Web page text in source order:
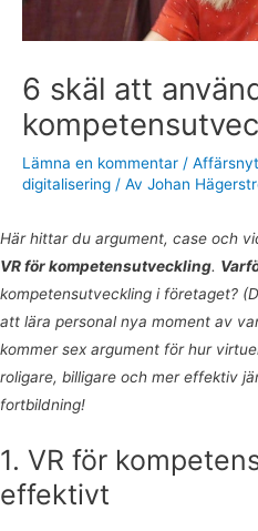
6 skäl att
Lämna en kommentar /
digitalisering / Av Johan
Här hittar du argument, case och
VR för kompetensutveckling.
kompetensutveckling i företaget?
att lära personal nya moment av
kommer sex argument för hur
roligare, billigare och mer effektiv
fortbildning!
1. VR för
effektivt